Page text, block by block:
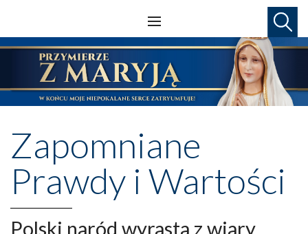
Zapomniane
Prawdy i Wartości
Polski naród wyrasta z wiary